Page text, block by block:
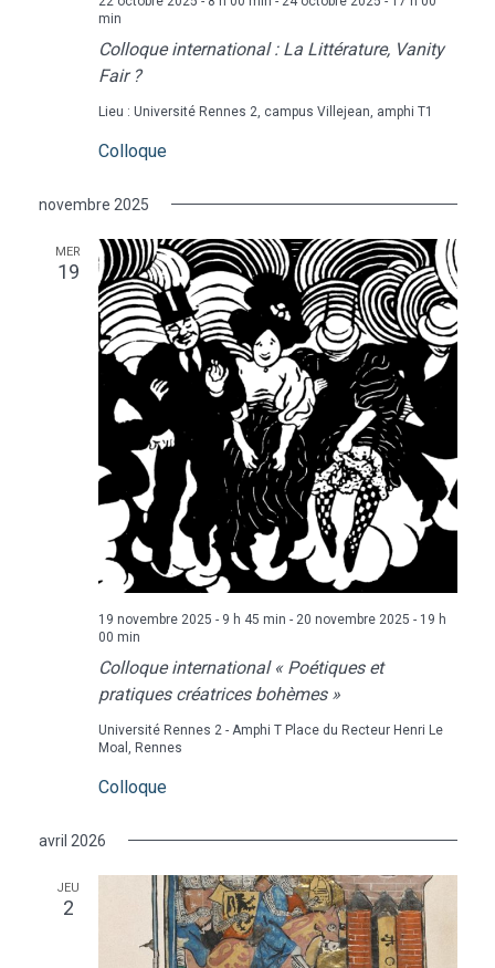
min
Colloque international : La Littérature, Vanity
Fair ?
Lieu : Université Rennes 2, campus Villejean, amphi T1
Colloque
novembre 2025
MER
19
19 novembre 2025 - 9 h 45 min - 20 novembre 2025 - 19 h
00 min
Colloque international « Poétiques et
pratiques créatrices bohèmes »
Université Rennes 2 - Amphi T Place du Recteur Henri Le
Moal, Rennes
Colloque
avril 2026
JEU
2